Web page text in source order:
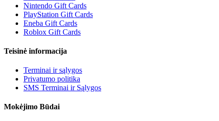
Nintendo Gift Cards
PlayStation Gift Cards
Eneba Gift Cards
Roblox Gift Cards
Teisinė informacija
Terminai ir sąlygos
Privatumo politika
SMS Terminai ir Sąlygos
Mokėjimo Būdai